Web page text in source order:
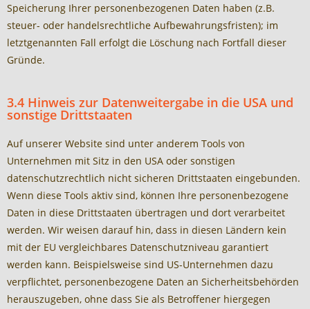
Speicherung Ihrer personenbezogenen Daten haben (z.B.
steuer- oder handelsrechtliche Aufbewahrungsfristen); im
letztgenannten Fall erfolgt die Löschung nach Fortfall dieser
Gründe.
3.4 Hinweis zur Datenweitergabe in die USA und
sonstige Drittstaaten
Auf unserer Website sind unter anderem Tools von
Unternehmen mit Sitz in den USA oder sonstigen
datenschutzrechtlich nicht sicheren Drittstaaten eingebunden.
Wenn diese Tools aktiv sind, können Ihre personenbezogene
Daten in diese Drittstaaten übertragen und dort verarbeitet
werden. Wir weisen darauf hin, dass in diesen Ländern kein
mit der EU vergleichbares Datenschutzniveau garantiert
werden kann. Beispielsweise sind US-Unternehmen dazu
verpflichtet, personenbezogene Daten an Sicherheitsbehörden
herauszugeben, ohne dass Sie als Betroffener hiergegen